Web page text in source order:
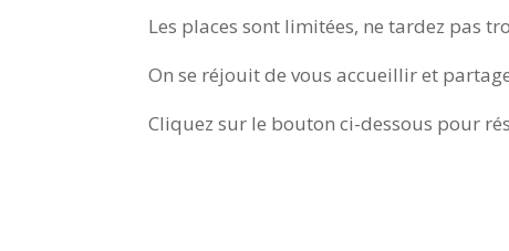
Les places sont limitées, ne tardez pas
On se réjouit de vous accueillir et
Cliquez sur le bouton ci-dessous pour